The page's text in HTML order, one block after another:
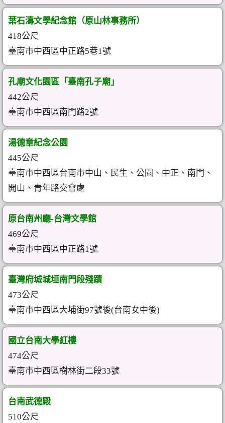
葉石濤文學紀念館（原山林事務所）
418公尺
臺南市中西區中正路5巷1號
孔廟文化園區「臺南孔子廟」
442公尺
臺南市中西區南門路2號
湯德章紀念公園
445公尺
臺南市中西區台南市中山、民生、公園、中正、南門、
開山、青年路交會處
原台南州廳-台灣文學館
469公尺
臺南市中西區中正路1號
臺灣府城城垣南門段殘蹟
473公尺
臺南市中西區大埔街97號後(台南女中後)
國立台南大學紅樓
474公尺
臺南市中西區樹林街二段33號
台南武德殿
510公尺